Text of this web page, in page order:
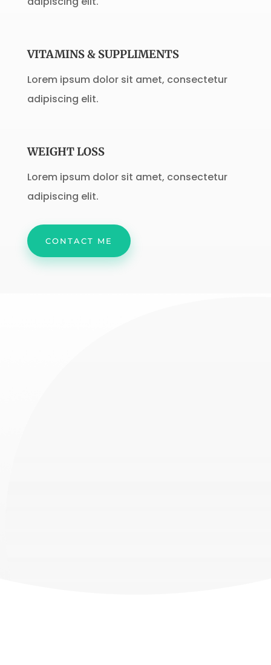
VITAMINS & SUPPLIMENTS
Lorem ipsum dolor sit amet, consectetur
adipiscing elit.
WEIGHT LOSS
Lorem ipsum dolor sit amet, consectetur
adipiscing elit.
CONTACT ME